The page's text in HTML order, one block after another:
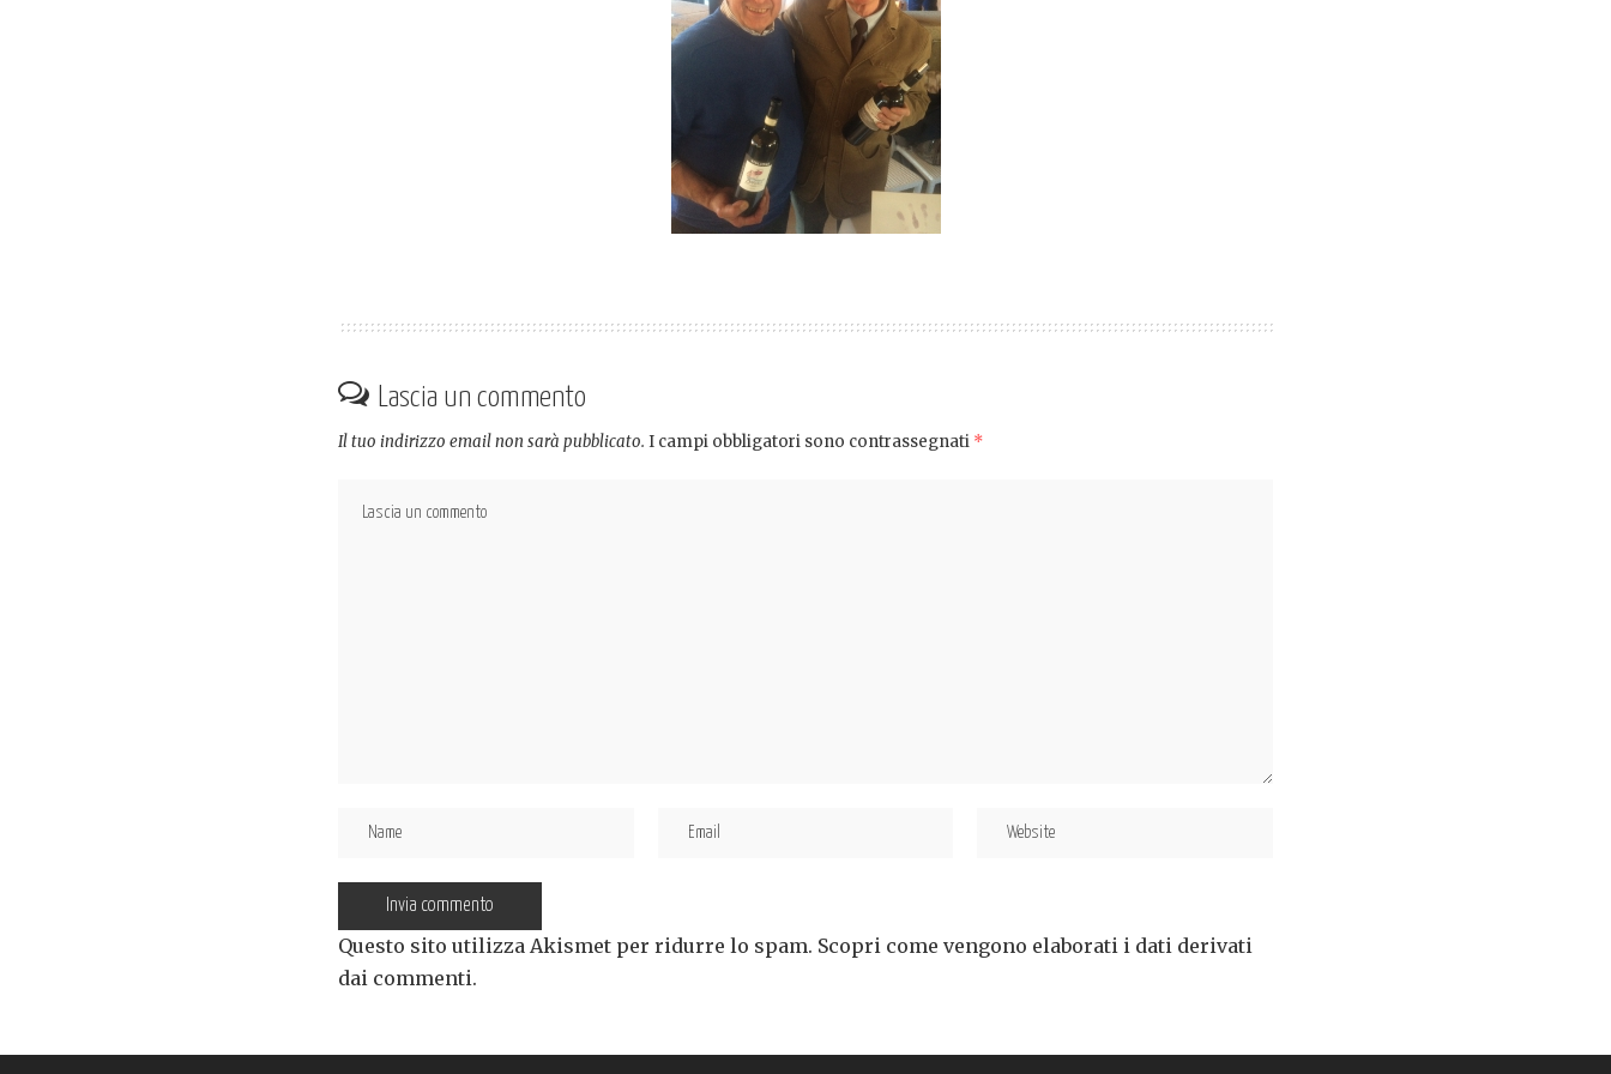
Lascia un commento
Il tuo indirizzo email non sarà pubblicato. I campi obbligatori sono contrassegnati *
Questo sito utilizza Akismet per ridurre lo spam. Scopri come vengono elaborati i dati derivati
dai commenti.